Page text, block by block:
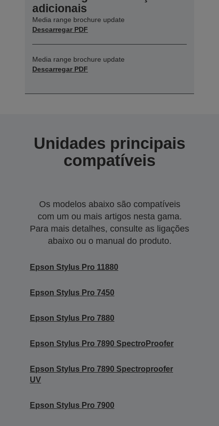
adicionais
Media range brochure update
Descarregar PDF
Media range brochure update
Descarregar PDF
Unidades principais
compatíveis
Os modelos abaixo são compatíveis
com um ou mais artigos nesta gama.
Para mais detalhes, consulte as ligações
abaixo ou o manual do produto.
Epson Stylus Pro 11880
Epson Stylus Pro 7450
Epson Stylus Pro 7880
Epson Stylus Pro 7890 SpectroProofer
Epson Stylus Pro 7890 Spectroproofer
UV
Epson Stylus Pro 7900